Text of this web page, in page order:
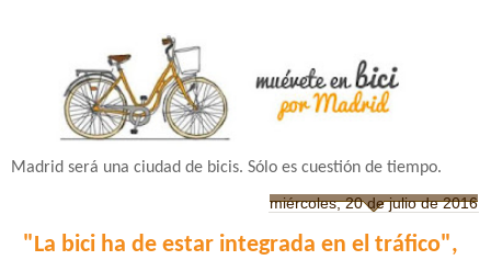
Madrid será una ciudad de bicis. Sólo es cuestión de tiempo.
miércoles, 20 de julio de 2016
"La bici ha de estar integrada en el tráfico",